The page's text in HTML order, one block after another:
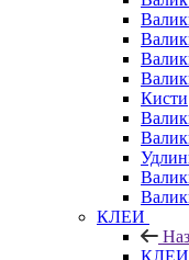
Кисти
КЛЕИ
КЛЕИ